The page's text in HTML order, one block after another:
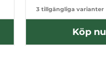
3 tillgängliga varianter
Köp nu